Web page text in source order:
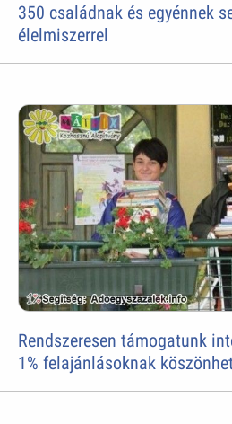
350 családnak és egyénnek
élelmiszerrel
Rendszeresen támogatunk
1% felajánlásoknak